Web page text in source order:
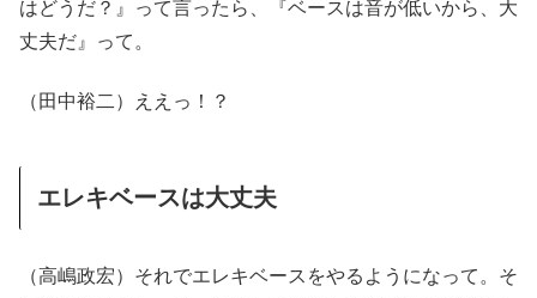
はどうだ？』って言ったら、『ベースは音が低いから、大
丈夫だ』って。
（田中裕二）ええっ！？
エレキベースは大丈夫
（高嶋政宏）それでエレキベースをやるようになって。そ